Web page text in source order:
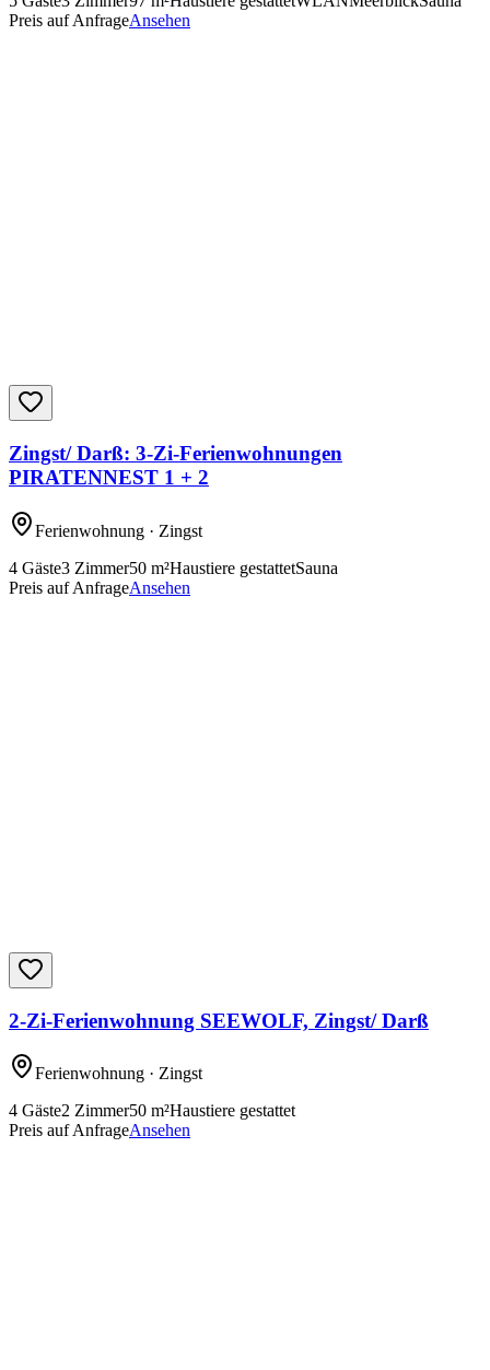
Preis auf AnfrageAnsehen
Zingst/ Darß: 3-Zi-Ferienwohnungen
PIRATENNEST 1 + 2
Ferienwohnung · Zingst
4 Gäste3 Zimmer50 m²Haustiere gestattetSauna
Preis auf AnfrageAnsehen
2-Zi-Ferienwohnung SEEWOLF, Zingst/ Darß
Ferienwohnung · Zingst
4 Gäste2 Zimmer50 m²Haustiere gestattet
Preis auf AnfrageAnsehen